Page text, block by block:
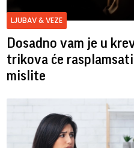
LJUBAV & VEZE
Dosadno vam je u
trikova će
mislite